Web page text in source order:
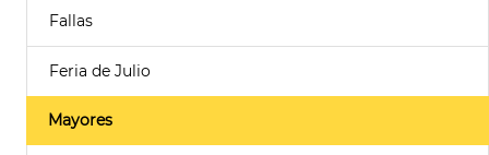
Fallas
Feria de Julio
Mayores